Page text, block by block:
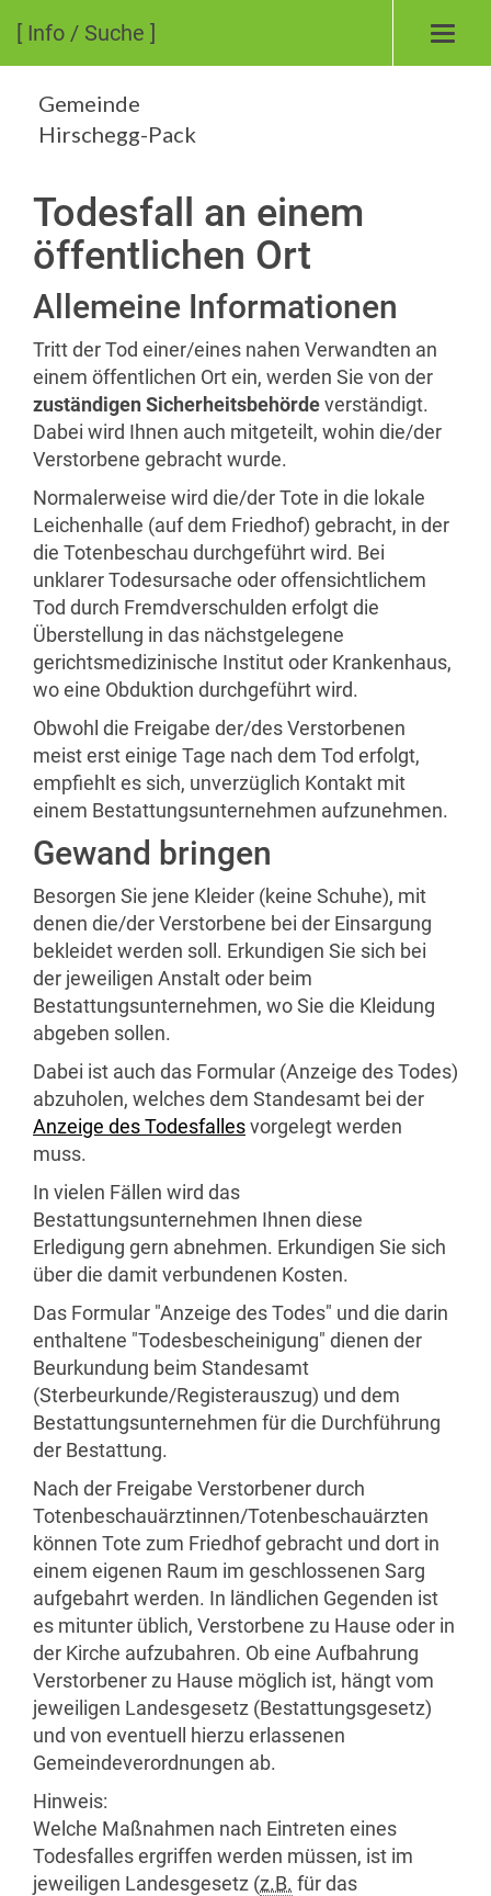
[ Info / Suche ]
Gemeinde
Hirschegg-Pack
Todesfall an einem
öffentlichen Ort
Allemeine Informationen
Tritt der Tod einer/eines nahen Verwandten an
einem öffentlichen Ort ein, werden Sie von der
zuständigen Sicherheitsbehördeverständigt.
Dabei wird Ihnen auch mitgeteilt, wohin die/der
Verstorbene gebracht wurde.
Normalerweise wird die/der Tote in die lokale
Leichenhalle (auf dem Friedhof) gebracht, in der
die Totenbeschau durchgeführt wird. Bei
unklarer Todesursache oder offensichtlichem
Tod durch Fremdverschulden erfolgt die
Überstellung in das nächstgelegene
gerichtsmedizinische Institut oder Krankenhaus,
wo eine Obduktion durchgeführt wird.
Obwohl die Freigabe der/des Verstorbenen
meist erst einige Tage nach dem Tod erfolgt,
empfiehlt es sich, unverzüglich Kontakt mit
einem Bestattungsunternehmen aufzunehmen.
Gewand bringen
Besorgen Sie jene Kleider (keine Schuhe), mit
denen die/der Verstorbene bei der Einsargung
bekleidet werden soll. Erkundigen Sie sich bei
der jeweiligen Anstalt oder beim
Bestattungsunternehmen, wo Sie die Kleidung
abgeben sollen.
Dabei ist auch das Formular (Anzeige des Todes)
abzuholen, welches dem Standesamt bei der
Anzeige des Todesfallesvorgelegt werden
muss.
In vielen Fällen wird das
Bestattungsunternehmen Ihnen diese
Erledigung gern abnehmen. Erkundigen Sie sich
über die damit verbundenen Kosten.
Das Formular "Anzeige des Todes" und die darin
enthaltene "Todesbescheinigung" dienen der
Beurkundung beim Standesamt
(Sterbeurkunde/Registerauszug) und dem
Bestattungsunternehmen für die Durchführung
der Bestattung.
Nach der Freigabe Verstorbener durch
Totenbeschauärztinnen/Totenbeschauärzten
können Tote zum Friedhof gebracht und dort in
einem eigenen Raum im geschlossenen Sarg
aufgebahrt werden. In ländlichen Gegenden ist
es mitunter üblich, Verstorbene zu Hause oder in
der Kirche aufzubahren. Ob eine Aufbahrung
Verstorbener zu Hause möglich ist, hängt vom
jeweiligen Landesgesetz (Bestattungsgesetz)
und von eventuell hierzu erlassenen
Gemeindeverordnungen ab.
Hinweis:
Welche Maßnahmen nach Eintreten eines
Todesfalles ergriffen werden müssen, ist im
jeweiligen Landesgesetz (z.B. für das